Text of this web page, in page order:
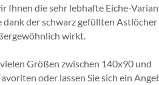
Ihnen die sehr lebhafte Eiche-
dank der schwarz gefüllten Astlöcher
wirkt.
Größen zwischen 140x90 und
oder lassen Sie sich ein